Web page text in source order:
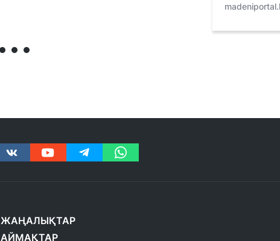
ЖАҢАЛЫҚТАР
АЙМАҚТАР